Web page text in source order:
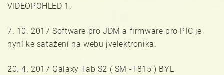
VIDEOPOHLED 1.
7. 10. 2017 Software pro JDM a firmware pro PIC je
nyní ke satažení na webu jvelektronika.
20. 4. 2017 Galaxy Tab S2 ( SM -T815 ) BYL